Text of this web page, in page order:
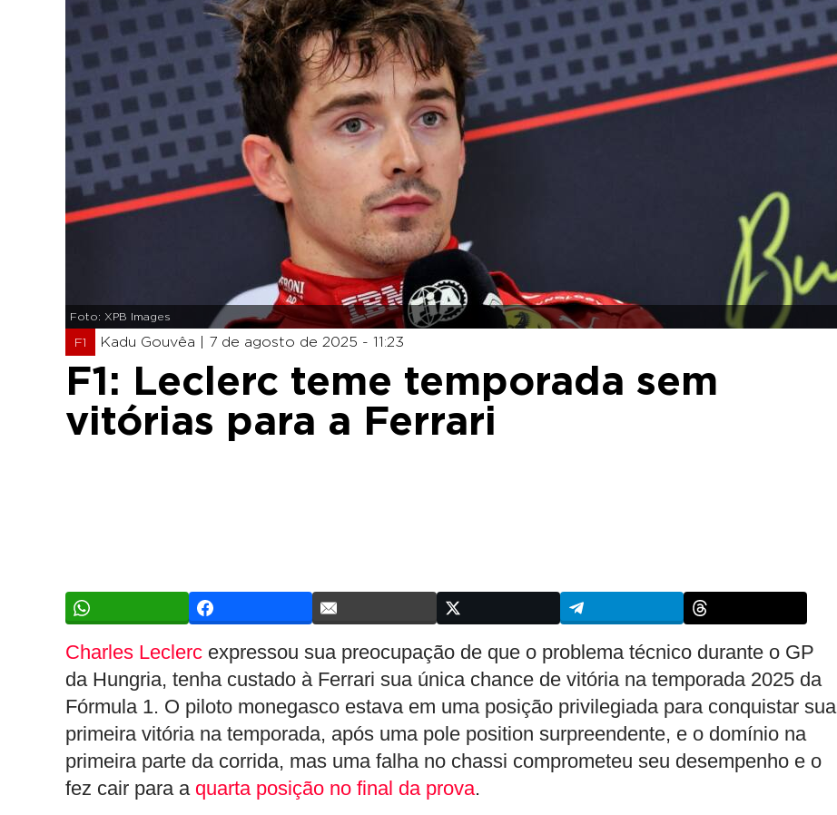
Foto: XPB Images
F1 Kadu Gouvêa | 7 de agosto de 2025 - 11:23
F1: Leclerc teme temporada sem
vitórias para a Ferrari
Charles Leclerc expressou sua preocupação de que o problema técnico durante o GP
da Hungria, tenha custado à Ferrari sua única chance de vitória na temporada 2025 da
Fórmula 1. O piloto monegasco estava em uma posição privilegiada para conquistar sua
primeira vitória na temporada, após uma pole position surpreendente, e o domínio na
primeira parte da corrida, mas uma falha no chassi comprometeu seu desempenho e o
fez cair para a quarta posição no final da prova.